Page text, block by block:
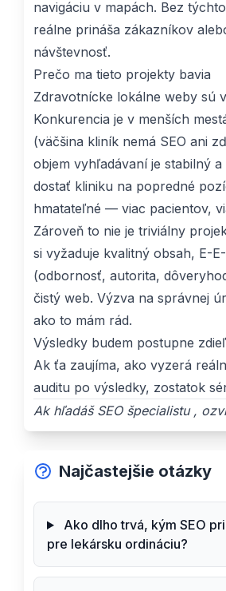
navigáciu v mapách. Bez
reálne prináša zákazníkov
návštevnosť.
Prečo ma tieto projekty bavia
Zdravotnícke lokálne weby sú
Konkurencia je v menších
(väčšina kliník nemá SEO ani
objem vyhľadávaní je stabilný
dostať kliniku na popredné
hmatateľné — viac pacientov,
Zároveň to nie je triviálny
si vyžaduje kvalitný obsah, E-
(odbornosť, autorita,
čistý web. Výzva na správnej
ako to mám rád.
Výsledky budem postupne
Ak ťa zaujíma, ako vyzerá
auditu po výsledky, zostatok
Ak hľadáš SEO špecialistu ,
Najčastejšie otázky
Ako dlho trvá, kým SEO
pre lekársku ordináciu?